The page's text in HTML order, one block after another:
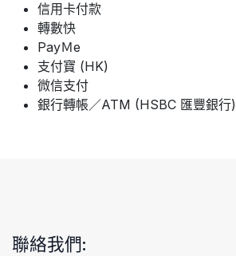
信用卡付款
轉數快
PayＭe
支付寶 (HK)
微信支付
銀行轉帳／ATM (HSBC 匯豐銀行)
聯絡我們: